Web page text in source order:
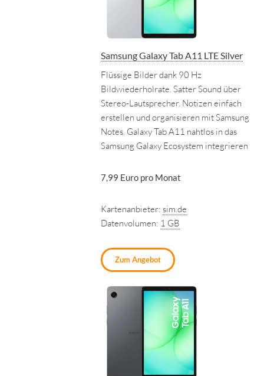
Samsung Galaxy Tab A11 LTE Silver
Flüssige Bilder dank 90 Hz
Bildwiederholrate. Satter Sound über
Stereo-Lautsprecher. Notizen einfach
erstellen und organisieren mit Samsung
Notes. Galaxy Tab A11 nahtlos in das
Samsung Galaxy Ecosystem integrieren
7,99 Euro pro Monat
Kartenanbieter: sim.de
Datenvolumen: 1 GB
Zum Angebot